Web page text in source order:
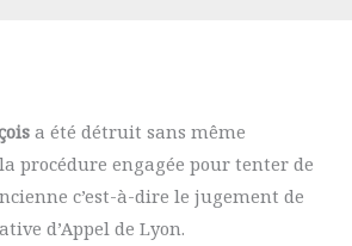
a été détruit sans même
procédure engagée pour tenter de
c’est-à-dire le jugement de
d’Appel de Lyon.